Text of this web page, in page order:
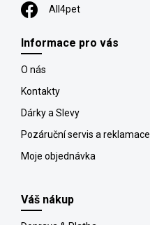
All4pet
Informace pro vás
O nás
Kontakty
Dárky a Slevy
Pozáruční servis a reklamace
Moje objednávka
Váš nákup